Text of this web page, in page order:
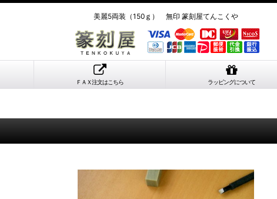
美麗5両装（150ｇ） 無印 篆刻屋てんこくや
ＦＡＸ注文はこちら ラッピングについて